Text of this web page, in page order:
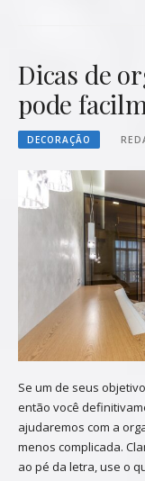
Dicas de
pode
DECORAÇÃO
Se um de seus
então você
ajudaremos com a
menos complicada.
ao pé da letra, use o